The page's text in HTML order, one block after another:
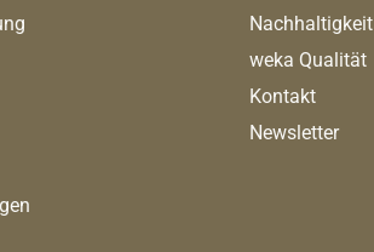
Nachhaltigkeit
weka Qualität
Kontakt
Newsletter